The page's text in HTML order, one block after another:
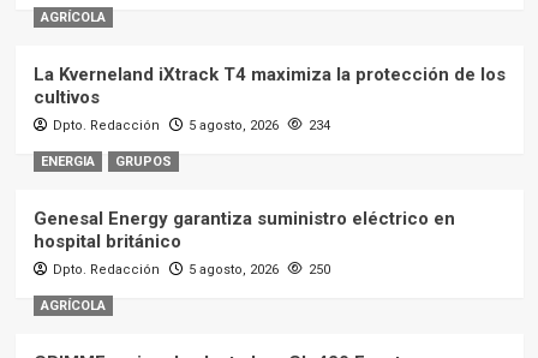
AGRÍCOLA
La Kverneland iXtrack T4 maximiza la protección de los
cultivos
Dpto. Redacción 5 agosto, 2026 234
ENERGIA GRUPOS
Genesal Energy garantiza suministro eléctrico en
hospital británico
Dpto. Redacción 5 agosto, 2026 250
AGRÍCOLA